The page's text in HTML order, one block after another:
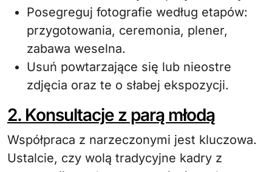
Posegreguj fotografie według etapów:
przygotowania, ceremonia, plener,
zabawa weselna.
Usuń powtarzające się lub nieostre
zdjęcia oraz te o słabej ekspozycji.
2. Konsultacje z parą młodą
Współpraca z narzeczonymi jest kluczowa.
Ustalcie, czy wolą tradycyjne kadry z